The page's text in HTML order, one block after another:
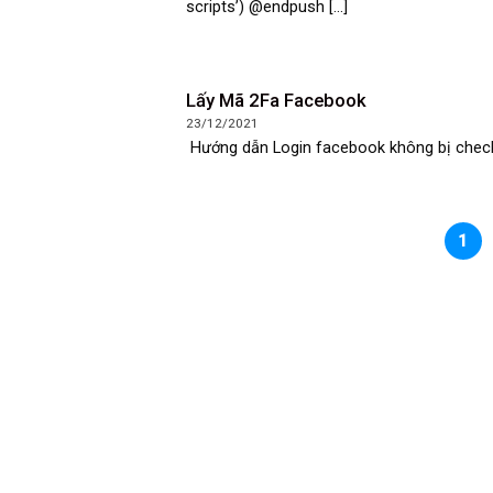
scripts’) @endpush [...]
Lấy Mã 2Fa Facebook
23/12/2021
Hướng dẫn Login facebook không bị
1